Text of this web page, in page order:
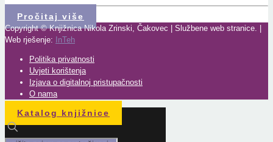
Pročitaj više
Copyright © Knjižnica Nikola Zrinski, Čakovec | Službene web stranice. |
Web rješenje: InTeh
Politika privatnosti
Uvjeti korištenja
Izjava o digitalnoj pristupačnosti
O nama
Katalog knjižnice